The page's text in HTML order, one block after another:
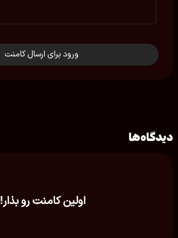
ورود برای ارسال کامنت
دیدگاه‌ها
اولین کامنت رو بذار!